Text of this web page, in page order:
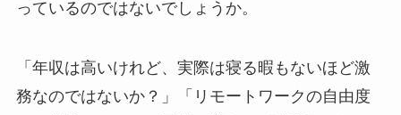
っているのではないでしょうか。
「年収は高いけれど、実際は寝る暇もないほど激
務なのではないか？」「リモートワークの自由度